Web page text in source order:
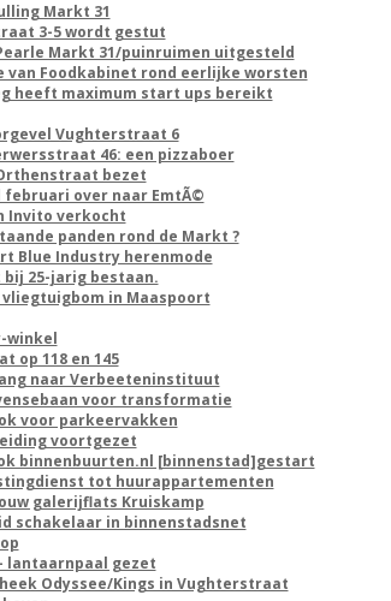
Markt 31
3-5 wordt gestut
Markt 31/puinruimen uitgesteld
van Foodkabinet rond eerlijke worsten
heeft maximum start ups bereikt
Vughterstraat 6
46: een pizzaboer
bezet
februari over naar EmtÃ©
Invito verkocht
panden rond de Markt ?
Blue Industry herenmode
25-jarig bestaan.
in Maaspoort
winkel
op 118 en 145
naar Verbeeteninstituut
voor transformatie
voor parkeervakken
voortgezet
binnenbuurten.nl [binnenstad]gestart
tot huurappartementen
galerijflats Kruiskamp
schakelaar in binnenstadsnet
lantaarnpaal gezet
Odyssee/Kings in Vughterstraat